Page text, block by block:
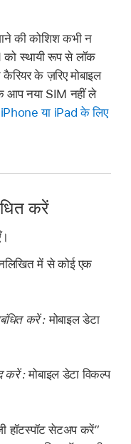
की कोशिश कभी न
स्थायी रूप से लॉक
के ज़रिए मोबाइल
आप नया SIM नहीं ले
या iPad के लिए
करें
में से कोई एक
करें : मोबाइल डेटा
करें :मोबाइल डेटा विकल्प
हॉटस्पॉट सेटअप करें”